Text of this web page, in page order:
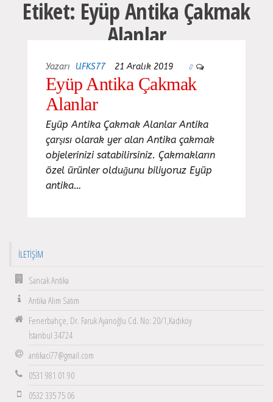
Etiket: Eyüp Antika Çakmak
Alanlar
Yazarı UFKS77 21 Aralık 2019 0
Eyüp Antika Çakmak
Alanlar
Eyüp Antika Çakmak Alanlar Antika
çarşısı olarak yer alan Antika çakmak
objelerinizi satabilirsiniz. Çakmakların
özel ürünler olduğunu biliyoruz Eyüp
antika…
İLETIŞIM
Sancak Antika
Antika Alım Satım
Fenerbahçe, Dr. Faruk Ayanoğlu Cd. No: 20/1,Kadıköy
İstanbul 34724
antikaci77@gmail.com
0531 981 01 90
0532 335 75 06